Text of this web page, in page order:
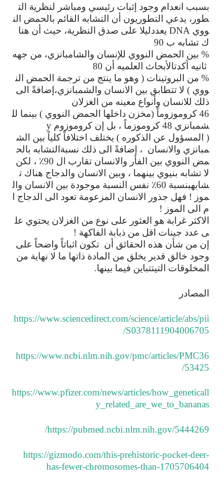
بسبب انعدام وجود إثبات رئيسي ومباشر لنظرية الت
طور، يدعي التطوريون أن التشابه القائم بالحمض الن
ووي
يعددليلا على صدق النظرية، حيث أن هنا
ك تشابه ب 90
% بين الحمض النووي للإنسان والشامبانزي، من جهه
ثانيه أكدتالأبحاث العلميه أن 80
% من البروتينات ( وهو ما ينتج من ترجمة الحمض الن
ووي ) لا تتطابق بين الانسان والشمبانزي،إضافةً الى
ذلك للانسان وأنواع معينه من الغزلان
46 كروموزوماً (مخزن داخلها الحمض النووي ) بينما لل
شمبانزي
كروموزماً ، بل إن كروموزوم y
( المسؤول عن الذكوره ) يختلف اختلافاً كلياً بين الش
مبانزي والانسان ، إضافةً الى ذلك نسبةالتشابه بالح
مض النووي بين الفأر والانسان تقارب ال ٪ ، لكن
لا تشابه بنيوي بينهما ، وبين الانسان والدجاج هناك ت
شابهبنسبة ٪ نفس النسبة موجودة بين الانسان وال
موز ! فهل جذور الانسان المزعومة تعود الى الدجاج ا
م الى الموز !
الاكثر غرابة هو العثور على نوع من الغزلان يحتوي عل
ى عدد جينات اقل من ذبابة الفاكهة !
إن من شأن هذه الحقائق أن تكون اثباتاً واضحاً على
وجود خالق قدير يخلق من المادة ذاتها ما لا نهاية من
المخلوقات التيتتباين فيما بينها.
المصادر
https://www.sciencedirect.com/science/article/abs/pii
/S0378111904006705
https://www.ncbi.nlm.nih.gov/pmc/articles/PMC36
53425/
https://www.pfizer.com/news/articles/how_geneticall
y_related_are_we_to_bananas
https://pubmed.ncbi.nlm.nih.gov/5444269/
https://gizmodo.com/this-prehistoric-pocket-deer-
has-fewer-chromosomes-than-1705706404